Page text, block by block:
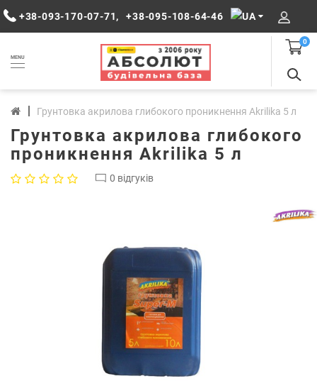
+38-093-170-07-71, +38-095-108-64-46
MENU
0
Грунтовка акрилова глибокого проникнення Akrilika 5 л
Грунтовка акрилова глибокого
проникнення Akrilika 5 л
0 відгуків